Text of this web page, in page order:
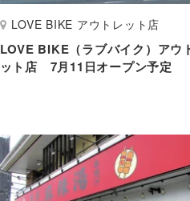
LOVE BIKE アウトレット店
LOVE BIKE（ラブバイク）アウ
ット店 7月11日オープン予定